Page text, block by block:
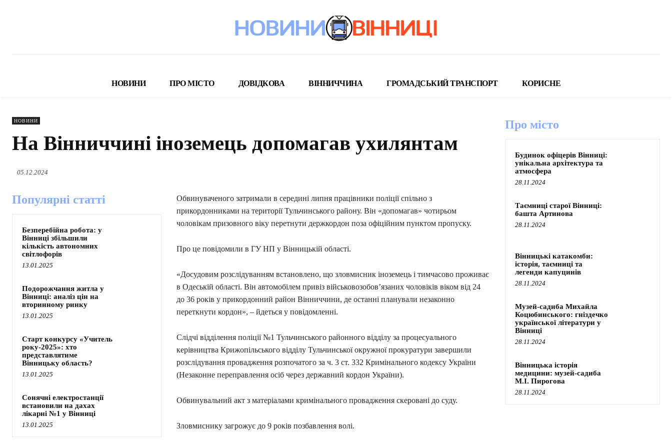
НОВИНИ ПРО МІСТО ДОВІДКОВА ВІННИЧЧИНА ГРОМАДСЬКИЙ ТРАНСПОРТ КОРИСНЕ
НОВИНИ
На Вінниччині іноземець допомагав ухилянтам
05.12.2024
Популярні статті
Безперебійна робота: у
Вінниці збільшили
кількість автономних
світлофорів
13.01.2025
Подорожчання житла у
Вінниці: аналіз цін на
вторинному ринку
13.01.2025
Старт конкурсу «Учитель
року-2025»: хто
представлятиме
Вінницьку область?
13.01.2025
Сонячні електростанції
встановили на дахах
лікарні №1 у Вінниці
13.01.2025
Обвинуваченого затримали в середині липня працівники поліції спільно з
прикордонниками на території Тульчинського району. Він «допомагав» чотирьом
чоловікам призовного віку перетнути держкордон поза офіційним пунктом пропуску.
Про це повідомили в ГУ НП у Вінницькій області.
«Досудовим розслідуванням встановлено, що зловмисник іноземець і тимчасово проживає
в Одеській області. Він автомобілем привіз військовозобов’язаних чоловіків віком від 24
до 36 років у прикордонний район Вінниччини, де останні планували незаконно
переткнути кордон», – йдеться у повідомленні.
Слідчі відділення поліції №1 Тульчинського районного відділу за процесуального
керівництва Крижопільського відділу Тульчинської окружної прокуратури завершили
розслідування провадження розпочатого за ч. 3 ст. 332 Кримінального кодексу України
(Незаконне переправлення осіб через державний кордон України).
Обвинувальний акт з матеріалами кримінального провадження скеровані до суду.
Зловмиснику загрожує до 9 років позбавлення волі.
Про місто
Будинок офіцерів Вінниці:
унікальна архітектура та
атмосфера
28.11.2024
Таємниці старої Вінниці:
башта Артинова
28.11.2024
Вінницькі катакомби:
історія, таємниці та
легенди капуцинів
28.11.2024
Музей-садиба Михайла
Коцюбинського: гніздечко
української літератури у
Вінниці
28.11.2024
Вінницька історія
медицини: музей-садиба
М.І. Пирогова
28.11.2024